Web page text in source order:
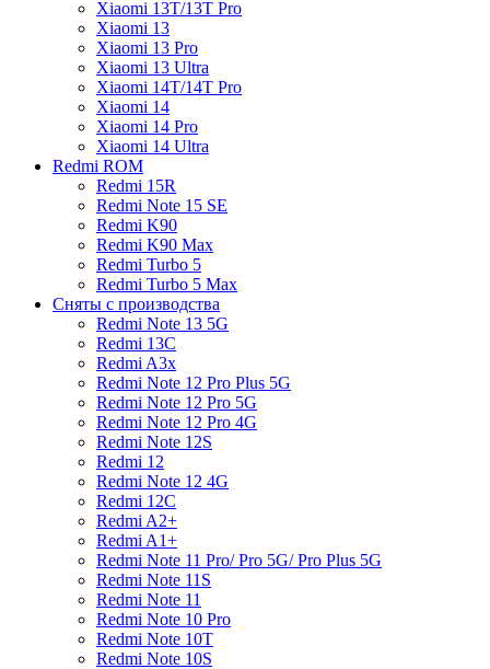
Xiaomi 13T/13T Pro
Xiaomi 13
Xiaomi 13 Pro
Xiaomi 13 Ultra
Xiaomi 14T/14T Pro
Xiaomi 14
Xiaomi 14 Pro
Xiaomi 14 Ultra
Redmi ROM
Redmi 15R
Redmi Note 15 SE
Redmi K90
Redmi K90 Max
Redmi Turbo 5
Redmi Turbo 5 Max
Сняты с производства
Redmi Note 13 5G
Redmi 13C
Redmi A3x
Redmi Note 12 Pro Plus 5G
Redmi Note 12 Pro 5G
Redmi Note 12 Pro 4G
Redmi Note 12S
Redmi 12
Redmi Note 12 4G
Redmi 12C
Redmi A2+
Redmi A1+
Redmi Note 11 Pro/ Pro 5G/ Pro Plus 5G
Redmi Note 11S
Redmi Note 11
Redmi Note 10 Pro
Redmi Note 10T
Redmi Note 10S